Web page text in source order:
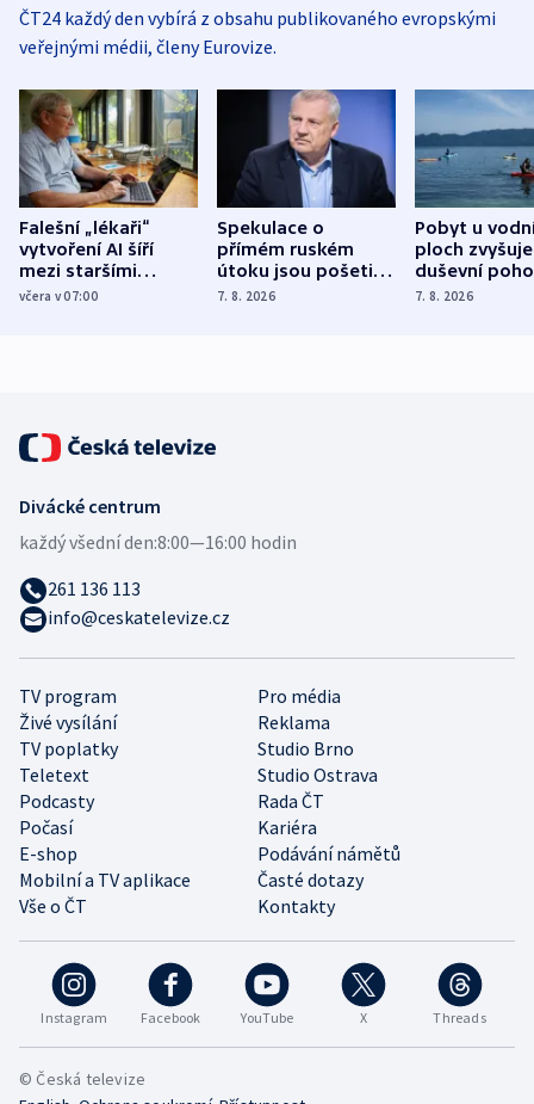
ČT24 každý den vybírá z obsahu publikovaného evropskými
veřejnými médii, členy Eurovize.
Falešní „lékaři“
vytvoření AI šíří
mezi staršími
Poláky nebezpečné
včera v 07:00
Spekulace o
přímém ruském
útoku jsou pošetilé,
míní estonský
7. 8. 2026
Pobyt u
ploch zvyšuje
duševní
ukázala
7. 8. 2026
Instagram Facebook YouTube X Threads
TV program
Pro média
Živé vysílání
Reklama
TV poplatky
Studio Brno
Teletext
Studio Ostrava
Podcasty
Rada ČT
Počasí
Kariéra
E-shop
Podávání námětů
Mobilní a TV aplikace
Časté dotazy
Vše o ČT
Kontakty
Divácké centrum
každý všední den:8:00—16:00 hodin
261 136 113
info@ceskatelevize.cz
© Česká televize